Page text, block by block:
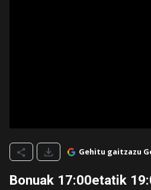
Gehitu gaitzazu
Bonuak 17:00etatik